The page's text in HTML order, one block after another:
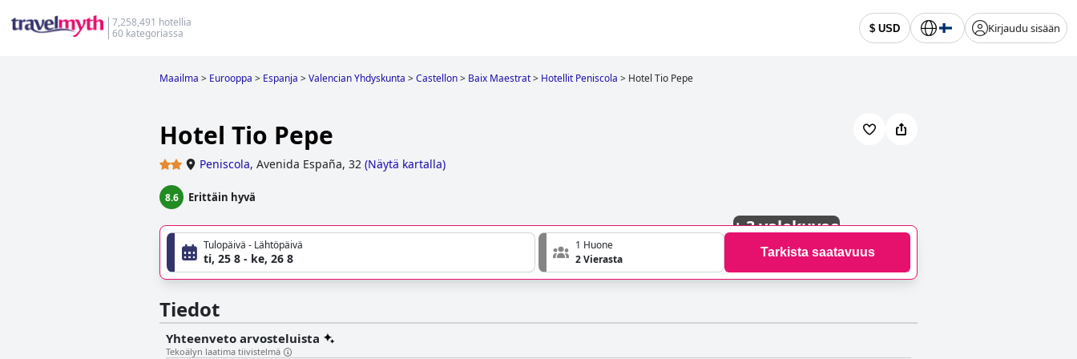
7,258,491 hotellia
60 kategoriassa
$ USD Kirjaudu sisään
Maailma > Eurooppa > Espanja >Valencian Yhdyskunta >Castellon> Baix Maestrat> Hotellit Peniscola > Hotel Tio Pepe
Hotel Tio Pepe
Peniscola, Avenida España, 32 (Näytä kartalla)
8.6 Erittäin hyvä
+3 valokuvaa
Tulopäivä - Lähtöpäivä
ti, 25 8 - ke, 26 8
1 Huone
2 Vierasta
Tarkista saatavuus
Tiedot
Yhteenveto arvosteluista
Tekoälyn laatima tiivistelmä